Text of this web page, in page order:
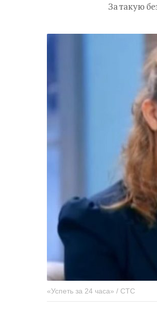
За такую
«Успеть за 24 часа» / СТС